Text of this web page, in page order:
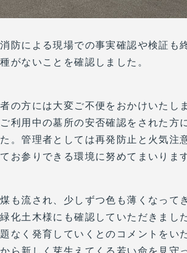
防による現場での事実確認や検証も
がないことを確認しました。
の方には大変ご不便をおかけいたし
利用中の墓所の安否確認をされた方
。管理者としては再発防止と火気注
お参りできる環境に努めてまいります
も流され、少しずつ色も薄くなって
化土木様にも確認していただきまし
なく発育していくとのコメントをい